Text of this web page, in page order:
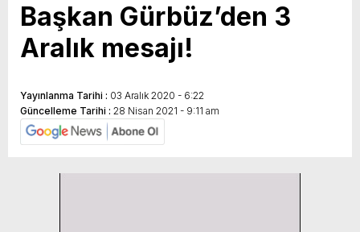
Başkan Gürbüz’den 3
Aralık mesajı!
Yayınlanma Tarihi : 03 Aralık 2020 - 6:22
Güncelleme Tarihi : 28 Nisan 2021 - 9:11 am